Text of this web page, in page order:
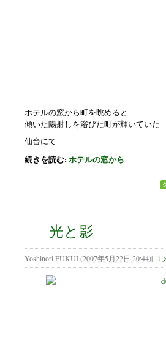
ホテルの窓から町を眺めると
傾いた陽射しを浴びた町が輝いていた
仙台にて
続きを読む:ホテルの窓から
光と影
Yoshinori FUKUI(2007年5月22日 20:44)| コ